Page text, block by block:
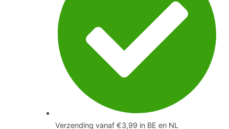
Verzending vanaf €3,99 in BE en NL